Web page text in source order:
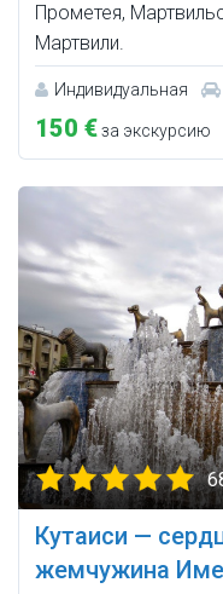
Прометея,
Мартвили.
Индивидуальная
150 €за экскурсию
Кутаиси —
жемчужина